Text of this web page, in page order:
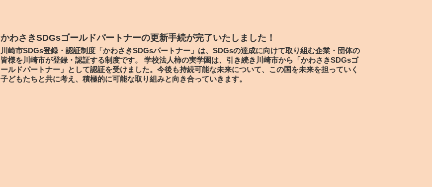
かわさきSDGsゴールドパートナーの更新手続が完了いたしました！
川崎市SDGs登録・認証制度「かわさきSDGsパートナー」は、SDGsの達成に向けて取り組む企業・団体の
皆様を川崎市が登録・認証する制度です。 学校法人柿の実学園は、引き続き川崎市から「かわさきSDGsゴ
ールドパートナー」として認証を受けました。今後も持続可能な未来について、この国を未来を担っていく
子どもたちと共に考え、積極的に可能な取り組みと向き合っていきます。